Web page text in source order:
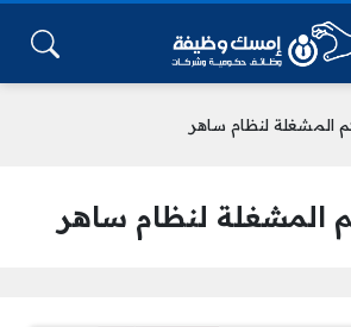
المشغلة لنظام ساهر
المشغلة لنظام ساهر